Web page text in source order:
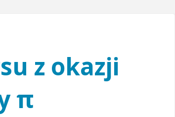
z okazji
π